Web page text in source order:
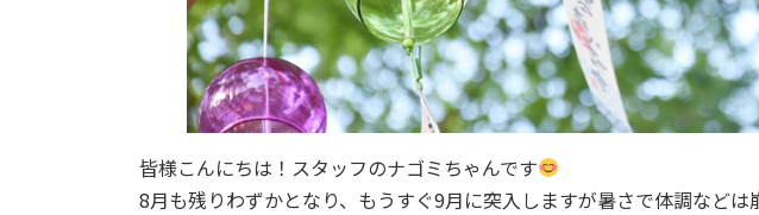
皆様こんにちは！スタッフのナゴミちゃんです
8月も残りわずかとなり、もうすぐ9月に突入しますが暑さで体調などは